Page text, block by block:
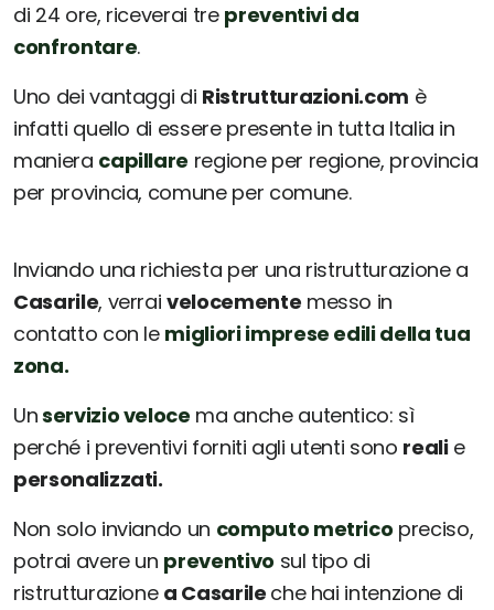
di 24 ore, riceverai tre preventivi da
confrontare.
Uno dei vantaggi di Ristrutturazioni.com è
infatti quello di essere presente in tutta Italia in
maniera capillare regione per regione, provincia
per provincia, comune per comune.
Inviando una richiesta per una ristrutturazione a
Casarile, verraivelocemente messo in
contatto con le migliori imprese edili della tua
zona.
Unservizio veloce ma anche autentico: sì
perché i preventivi forniti agli utenti sono realie
personalizzati.
Non solo inviando un computo metrico preciso,
potrai avere un preventivo sul tipo di
ristrutturazione a Casarile che hai intenzione di